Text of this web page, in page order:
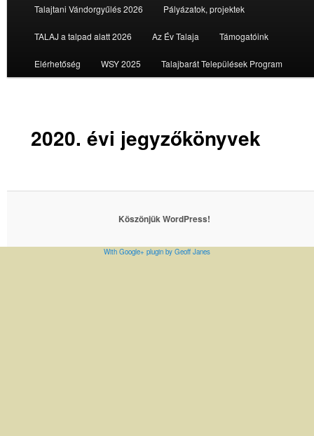
Talajtani Vándorgyűlés 2026 Pályázatok, projektek
TALAJ a talpad alatt 2026 Az Év Talaja Támogatóink
Elérhetőség WSY 2025 Talajbarát Települések Program
2020. évi jegyzőkönyvek
Köszönjük WordPress!
With Google+ plugin by Geoff Janes